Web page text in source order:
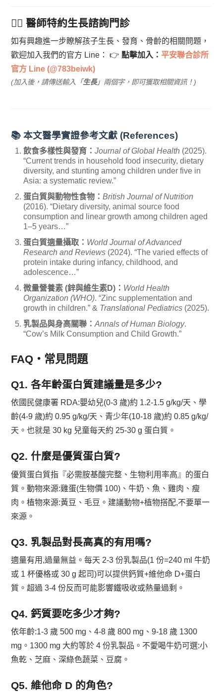
👨‍⚕️ 醫師特約生長諮詢門診
如有興趣進一步瞭解孩子生長、發育、骨齡的相關問題，
歡迎加入我們的官方 Line：
👉點擊加入：平安聯合診所
官方 Line (@783beiwk)
(加入後，請傳送輸入「生長」兩個字，即可獲取相關資訊！)
📚 本文醫學實證參考文獻 (References)
飲食多樣性與發育：Journal of Global Health (2025).
“Current trends in household food insecurity, dietary
diversity, and stunting among children under five in
Asia: a systematic review.”
蛋白質與動物性食物：British Journal of Nutrition
(2016). “Dietary diversity, animal source food
consumption and linear growth among children aged
1–5 years…”
蛋白質適量攝取： World Journal of Advanced
Research and Reviews (2024). “The varied effects of
protein intake during infancy, childhood, and
adolescence…”
微量營養素 (鋅與維生素D)： World Health
Organization (WHO). “Zinc supplementation and
growth in children.” & Translational Pediatrics (2025).
乳製品與身高關聯：Annals of Human Biology.
“Cow’s Milk Consumption and Child Growth.”
FAQ・常見問題
Q1. 各年齡蛋白質建議量是多少?
依國民健康署 RDA:嬰幼兒(0-3 歲)約 1.2-1.5 g/kg/天、學
齡(4-9 歲)約 0.95 g/kg/天、青少年(10-18 歲)約 0.85 g/kg/
天。也就是 30 kg 兒童每天約 25-30 g 蛋白質。
Q2. 什麼是優質蛋白質?
優質蛋白質指『必需胺基酸完整、生物利用率高』的蛋白
質。動物來源:雞蛋(生物價 100)、牛奶、魚、雞肉、瘦
肉。植物來源:黃豆、毛豆。建議動物+植物搭配,不要單一
來源。
Q3. 乳製品對長高真的有用嗎?
適量有用,過量無益。每天 2-3 份乳製品(1 份=240 ml 牛奶
或 1 杯優格或 30 g 起司)可以提供鈣質+維他命 D+蛋白
質。超過 3-4 份反而可能影響鐵吸收或熱量過剩。
Q4. 鈣質要吃多少才夠?
依年齡:1-3 歲 500 mg、4-8 歲 800 mg、9-18 歲 1300
mg。1300 mg 大約等於 4 份乳製品。不愛喝牛奶可選:小
魚乾、芝麻、深綠色蔬菜、豆腐。
Q5. 維他命 D 的角色?